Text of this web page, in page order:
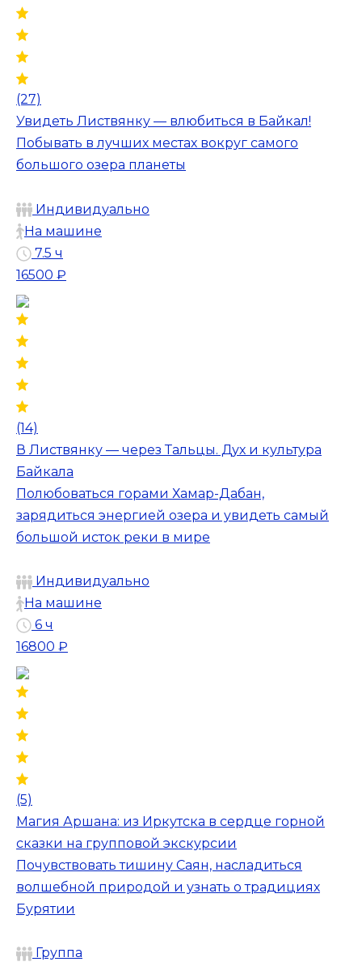
(27)
Увидеть Листвянку — влюбиться в Байкал!
Побывать в лучших местах вокруг самого
большого озера планеты
Индивидуально
На машине
7.5 ч
16500 ₽
(14)
В Листвянку — через Тальцы. Дух и культура
Байкала
Полюбоваться горами Хамар-Дабан,
зарядиться энергией озера и увидеть самый
большой исток реки в мире
Индивидуально
На машине
6 ч
16800 ₽
(5)
Магия Аршана: из Иркутска в сердце горной
сказки на групповой экскурсии
Почувствовать тишину Саян, насладиться
волшебной природой и узнать о традициях
Бурятии
Группа